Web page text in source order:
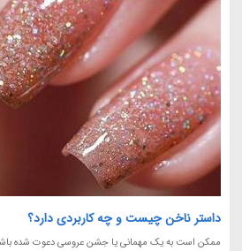
داستر ناخن چیست و چه کاربردی دارد؟
ممکن است به یک مهمانی یا جشن عروسی دعوت شده